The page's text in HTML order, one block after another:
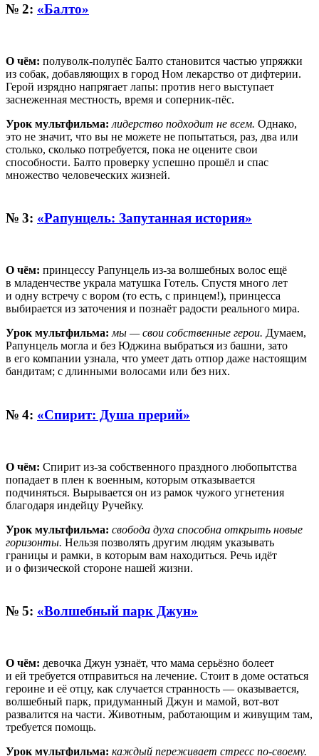
№ 2: «Балто»
О чём: полуволк-полупёс Балто становится частью упряжки
из собак, добавляющих в город Ном лекарство от дифтерии.
Герой изрядно напрягает лапы: против него выступает
заснеженная местность, время и соперник-пёс.
Урок мультфильма: лидерство подходит не всем. Однако,
это не значит, что вы не можете не попытаться, раз, два или
столько, сколько потребуется, пока не оцените свои
способности. Балто проверку успешно прошёл и спас
множество человеческих жизней.
№ 3: «Рапунцель: Запутанная история»
О чём: принцессу Рапунцель из-за волшебных волос ещё
в младенчестве украла матушка Готель. Спустя много лет
и одну встречу с вором (то есть, с принцем!), принцесса
выбирается из заточения и познаёт радости реального мира.
Урок мультфильма: мы — свои собственные герои. Думаем,
Рапунцель могла и без Юджина выбраться из башни, зато
в его компании узнала, что умеет дать отпор даже настоящим
бандитам; с длинными волосами или без них.
№ 4: «Спирит: Душа прерий»
О чём: Спирит из-за собственного праздного любопытства
попадает в плен к военным, которым отказывается
подчиняться. Вырывается он из рамок чужого угнетения
благодаря индейцу Ручейку.
Урок мультфильма: свобода духа способна открыть новые
горизонты. Нельзя позволять другим людям указывать
границы и рамки, в которым вам находиться. Речь идёт
и о физической стороне нашей жизни.
№ 5: «Волшебный парк Джун»
О чём: девочка Джун узнаёт, что мама серьёзно болеет
и ей требуется отправиться на лечение. Стоит в доме остаться
героине и её отцу, как случается странность — оказывается,
волшебный парк, придуманный Джун и мамой, вот-вот
развалится на части. Животным, работающим и живущим там,
требуется помощь.
Урок мультфильма: каждый переживает стресс по-своему.